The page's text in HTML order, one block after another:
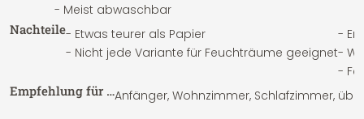
- Meist abwaschbar
Nachteile- Etwas teurer als Papier
- Nicht jede Variante für Feuchträume geeignet
-
-
-
Empfehlung für …Anfänger, Wohnzimmer, Schlafzimmer,